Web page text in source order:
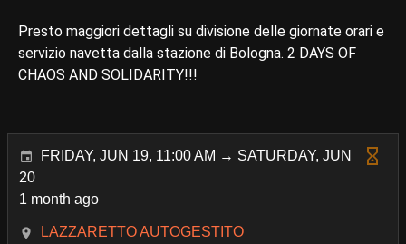
Presto maggiori dettagli su divisione delle giornate orari e
servizio navetta dalla stazione di Bologna. 2 DAYS OF
CHAOS AND SOLIDARITY!!!
FRIDAY, JUN 19, 11:00 AM → SATURDAY, JUN
20
1 month ago
LAZZARETTO AUTOGESTITO